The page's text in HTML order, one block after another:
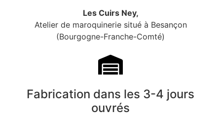
Les Cuirs Ney,
Atelier de maroquinerie situé à Besançon
(Bourgogne-Franche-Comté)
Fabrication dans les 3-4 jours
ouvrés